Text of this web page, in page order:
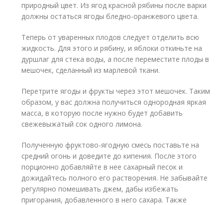
природный цвет. Из ягод красной рябины после варки
должны остаться ягоды бледно-оранжевого цвета.
Теперь от уваренных плодов следует отделить всю
жидкость. Для этого и рябину, и яблоки откиньте на
дуршлаг для стека воды, а после переместите плоды в
мешочек, сделанный из марлевой ткани.
Перетрите ягоды и фрукты через этот мешочек. Таким
образом, у вас должна получиться однородная яркая
масса, в которую после нужно будет добавить
свежевыжатый сок одного лимона.
Полученную фруктово-ягодную смесь поставьте на
средний огонь и доведите до кипения. После этого
порционно добавляйте в нее сахарный песок и
дожидайтесь полного его растворения. Не забывайте
регулярно помешивать джем, дабы избежать
пригорания, добавленного в него сахара. Также